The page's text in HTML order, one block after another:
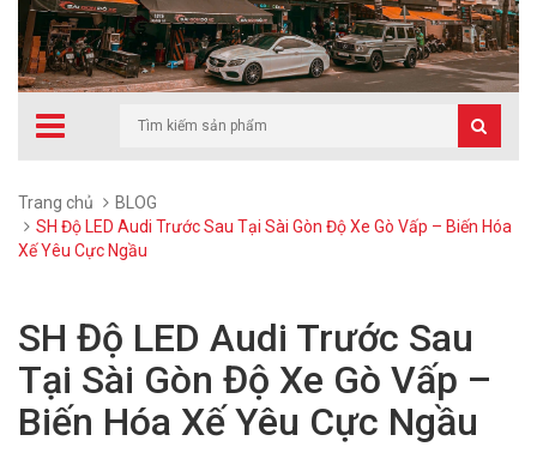
Trang chủ
BLOG
SH Độ LED Audi Trước Sau Tại Sài Gòn Độ Xe Gò Vấp – Biến Hóa
Xế Yêu Cực Ngầu
SH Độ LED Audi Trước Sau
Tại Sài Gòn Độ Xe Gò Vấp –
Biến Hóa Xế Yêu Cực Ngầu